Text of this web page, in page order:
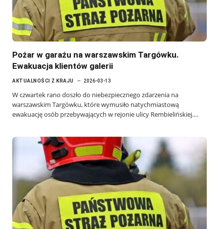
Pożar w garażu na warszawskim Targówku.
Ewakuacja klientów galerii
AKTUALNOŚCI Z KRAJU 2026-03-13
W czwartek rano doszło do niebezpiecznego zdarzenia na
warszawskim Targówku, które wymusiło natychmiastową
ewakuację osób przebywających w rejonie ulicy Rembielińskiej.…